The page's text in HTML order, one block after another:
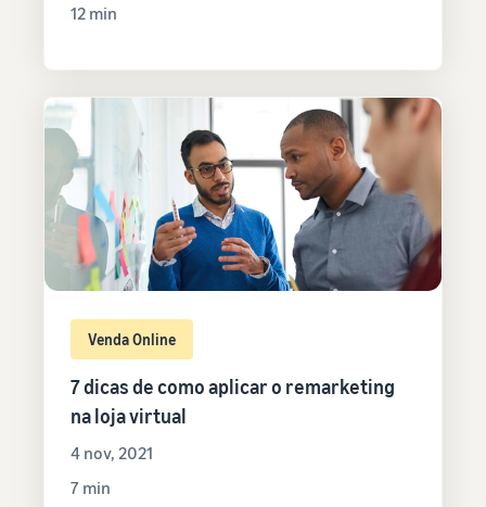
12 min
Venda Online
7 dicas de como aplicar o remarketing
na loja virtual
4 nov, 2021
7 min